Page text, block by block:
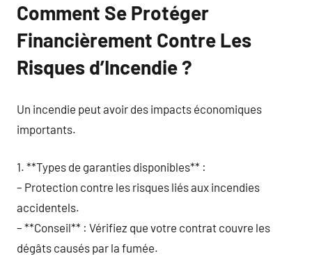
Comment Se Protéger
Financièrement Contre Les
Risques d’Incendie ?
Un incendie peut avoir des impacts économiques
importants.
1. **Types de garanties disponibles** :
– Protection contre les risques liés aux incendies
accidentels.
– **Conseil** : Vérifiez que votre contrat couvre les
dégâts causés par la fumée.